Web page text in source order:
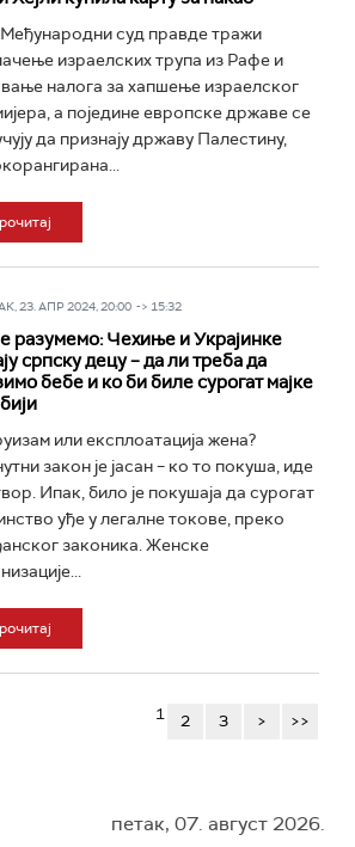
суд правде тражи
израелских трупа из Рафе и
налога за хапшење израелског
а поједине европске државе сe
да признају државу Палестину,
23. АПР 2024, 20:00 -> 15:32
разумемо: Чехиње и Украјинке
српску децу – да ли треба да
бебе и ко би биле сурогат мајке
или експлоатација жена?
закон је јасан – ко то покуша, иде
Ипак, било је покушаја да сурогат
уђе у легалне токове, преко
законика. Женске
1 2 3 > >>
петак, 07. август 2026.